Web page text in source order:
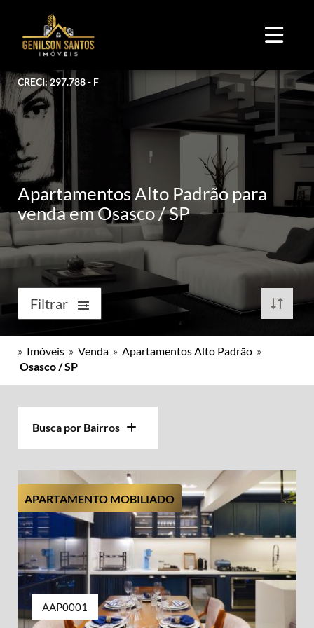
CRECI: 297.788 - F
Apartamentos Alto Padrão para
venda em Osasco / SP
Filtrar
» Imóveis » Venda » Apartamentos Alto Padrão »
Osasco / SP
Busca por Bairros
APARTAMENTO MOBILIADO
AAP0001